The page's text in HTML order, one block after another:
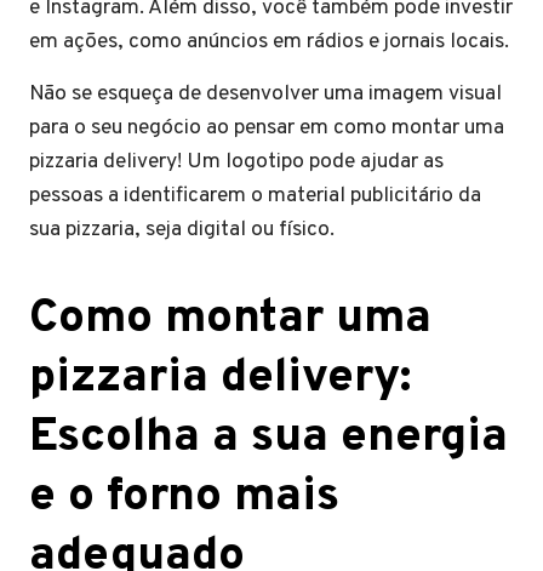
e Instagram. Além disso, você também pode investir
em ações, como anúncios em rádios e jornais locais.
Não se esqueça de desenvolver uma imagem visual
para o seu negócio ao pensar em como montar uma
pizzaria delivery! Um logotipo pode ajudar as
pessoas a identificarem o material publicitário da
sua pizzaria, seja digital ou físico.
Como montar uma
pizzaria delivery:
Escolha a sua energia
e o forno mais
adequado